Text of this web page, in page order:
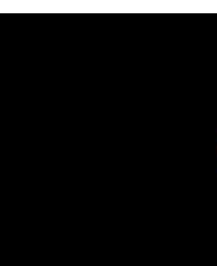
1113, 2e rang Sud, Weedon